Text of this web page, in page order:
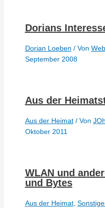
Dorians
Dorian Loeben / Von
September 2008
Aus der
Aus der Heimat/ Von
Oktober 2011
WLAN und
und Bytes
Aus der Heimat,